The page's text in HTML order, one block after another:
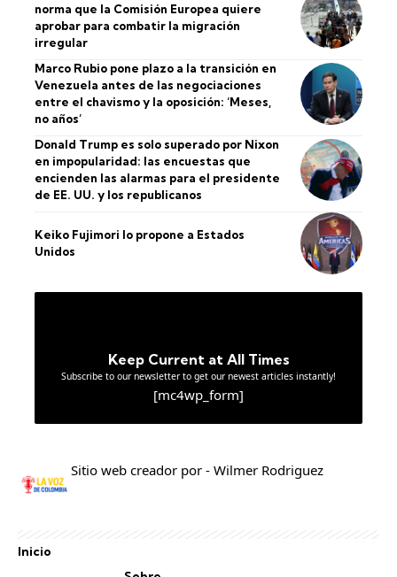
norma que la Comisión Europea quiere
aprobar para combatir la migración
irregular
Marco Rubio pone plazo a la transición en
Venezuela antes de las negociaciones
entre el chavismo y la oposición: ‘Meses,
no años’
Donald Trump es solo superado por Nixon
en impopularidad: las encuestas que
encienden las alarmas para el presidente
de EE. UU. y los republicanos
Keiko Fujimori lo propone a Estados
Unidos
Keep Current at All Times
Subscribe to our newsletter to get our newest articles instantly!
[mc4wp_form]
Sitio web creador por - Wilmer Rodriguez
Inicio